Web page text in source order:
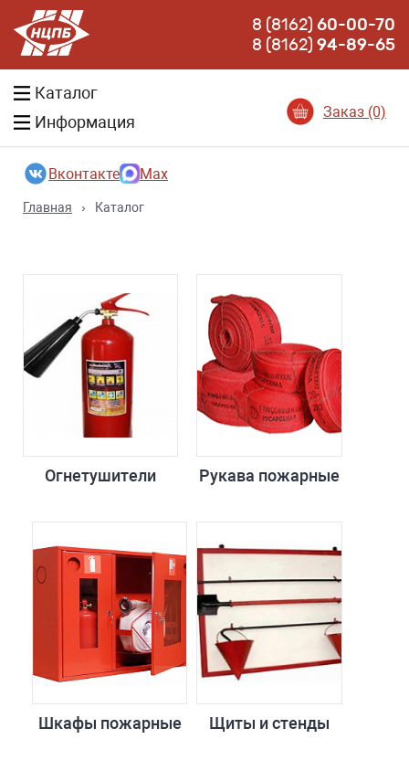
8 (8162)60-00-70
8 (8162)94-89-65
Каталог
Информация
Заказ (0)
Вконтакте Max
Главная › Каталог
Огнетушители Рукава пожарные
Шкафы пожарные Щиты и стенды